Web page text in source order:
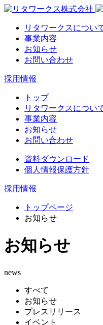
リタワークスについ
事業内容
お知らせ
お問い合わせ
採用情報
トップ
リタワークスについ
事業内容
お知らせ
お問い合わせ
資料ダウンロード
個人情報保護方針
採用情報
トップページ
お知らせ
お知らせ
news
すべて
お知らせ
プレスリリース
イベント